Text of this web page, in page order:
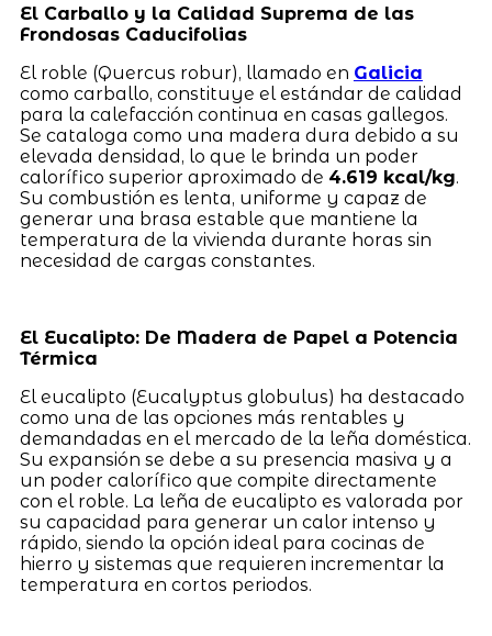
El Carballo y la Calidad Suprema de las
Frondosas Caducifolias
El roble (Quercus robur), llamado en Galicia
como carballo, constituye el estándar de calidad
para la calefacción continua en casas gallegos.
Se cataloga como una madera dura debido a su
elevada densidad, lo que le brinda un poder
calorífico superior aproximado de 4.619 kcal/kg.
Su combustión es lenta, uniforme y capaz de
generar una brasa estable que mantiene la
temperatura de la vivienda durante horas sin
necesidad de cargas constantes.
El Eucalipto: De Madera de Papel a Potencia
Térmica
El eucalipto (Eucalyptus globulus) ha destacado
como una de las opciones más rentables y
demandadas en el mercado de la leña doméstica.
Su expansión se debe a su presencia masiva y a
un poder calorífico que compite directamente
con el roble. La leña de eucalipto es valorada por
su capacidad para generar un calor intenso y
rápido, siendo la opción ideal para cocinas de
hierro y sistemas que requieren incrementar la
temperatura en cortos periodos.